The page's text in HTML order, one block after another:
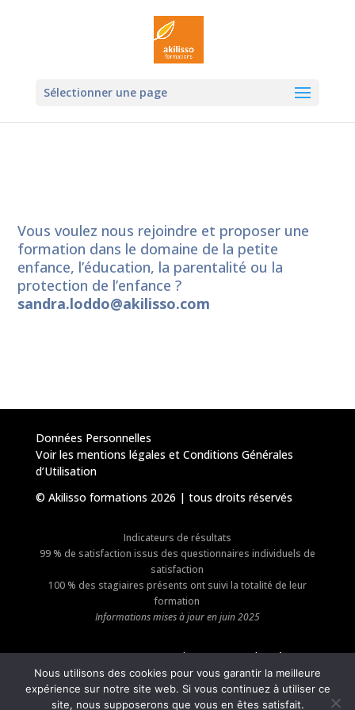
Sélectionner une page
Vous voulez nous rejoindre et proposer une
formation dans le domaine de la petite
enfance, l’éducation, la parentalité ou la
protection de l’enfance ?
sandra.loddo@akilisso.com
Données Personnelles
Voir les mentions légales et Conditions Générales
d’Utilisation
© Akilisso formations 2026 | tous droits réservés
Indicateurs de résultats
99 % de satisfaction issus des questionnaires individuels de
satisfaction
100 % des stagiaires présents ont suivi la totalité de leur
formation
Informations mises à jour en juin 2025
Suivez-nous sur les réseaux !
Nous utilisons des cookies pour vous garantir la meilleure
expérience sur notre site web. Si vous continuez à utiliser ce
site, nous supposerons que vous en êtes satisfait.